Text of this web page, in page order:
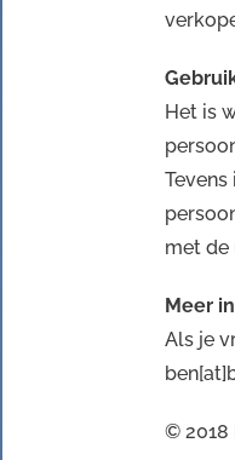
Het is
met de
Meer
Als je
© 2018